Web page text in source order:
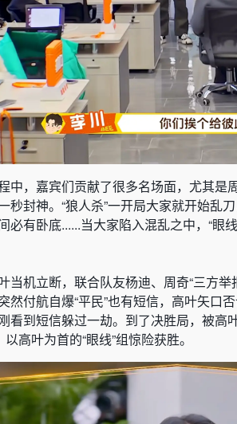
中，嘉宾们贡献了很多名场面，尤其是周
秒封神。 “狼人杀”一开局大家就开始乱
必有卧底......当大家陷入混乱之中，“眼
当机立断，联合队友杨迪、周奇“三方
然付航自爆“平民”也有短信，高叶矢口
看到短信躲过一劫。到了决胜局，被高
高叶为首的“眼线”组惊险获胜。